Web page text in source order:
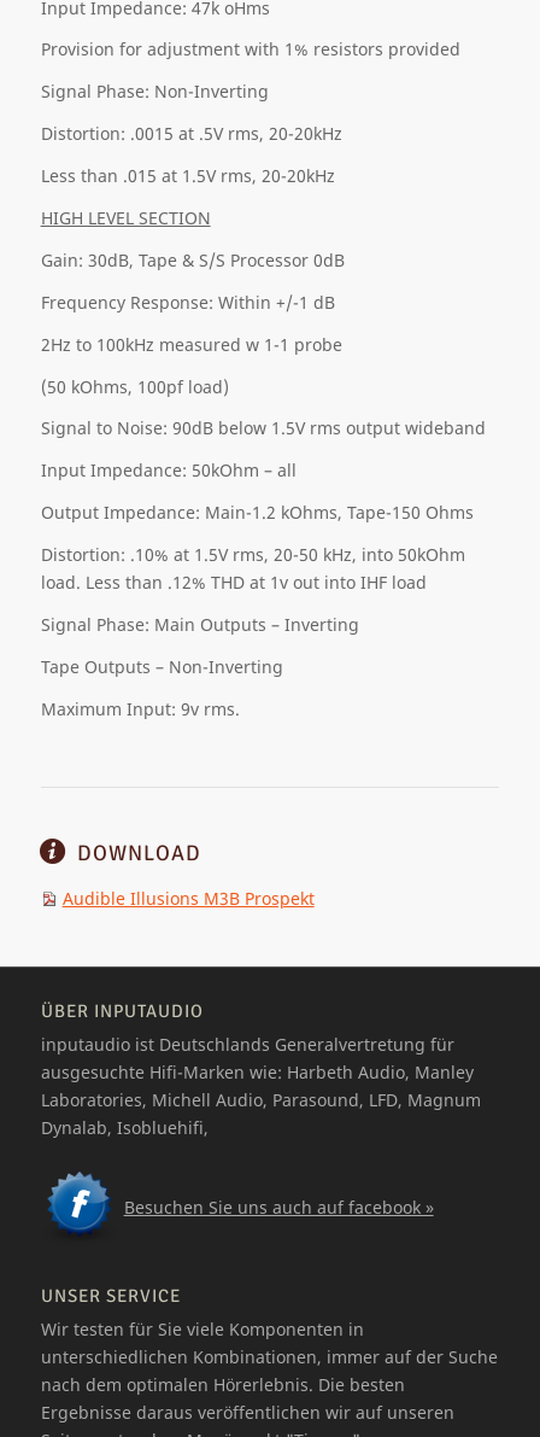
Input Impedance: 47k oHms
Provision for adjustment with 1% resistors provided
Signal Phase: Non-Inverting
Distortion: .0015 at .5V rms, 20-20kHz
Less than .015 at 1.5V rms, 20-20kHz
HIGH LEVEL SECTION
Gain: 30dB, Tape & S/S Processor 0dB
Frequency Response: Within +/-1 dB
2Hz to 100kHz measured w 1-1 probe
(50 kOhms, 100pf load)
Signal to Noise: 90dB below 1.5V rms output wideband
Input Impedance: 50kOhm – all
Output Impedance: Main-1.2 kOhms, Tape-150 Ohms
Distortion: .10% at 1.5V rms, 20-50 kHz, into 50kOhm
load. Less than .12% THD at 1v out into IHF load
Signal Phase: Main Outputs – Inverting
Tape Outputs – Non-Inverting
Maximum Input: 9v rms.
DOWNLOAD
Audible Illusions M3B Prospekt
ÜBER INPUTAUDIO
inputaudio ist Deutschlands Generalvertretung für
ausgesuchte Hifi-Marken wie: Harbeth Audio, Manley
Laboratories, Michell Audio, Parasound, LFD, Magnum
Dynalab, Isobluehifi,
Besuchen Sie uns auch auf facebook »
UNSER SERVICE
Wir testen für Sie viele Komponenten in
unterschiedlichen Kombinationen, immer auf der Suche
nach dem optimalen Hörerlebnis. Die besten
Ergebnisse daraus veröffentlichen wir auf unseren